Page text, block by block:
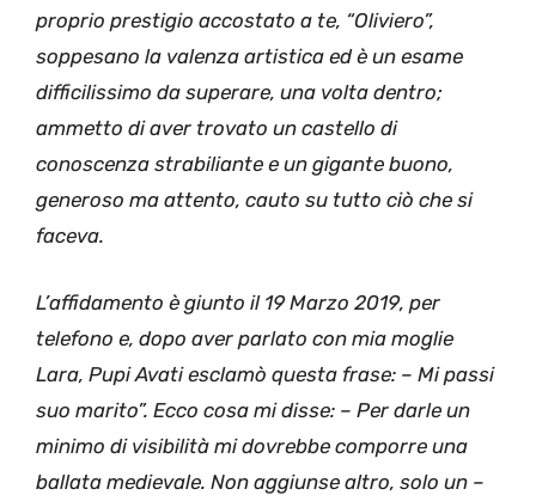
proprio prestigio accostato a te, “Oliviero”,
soppesano la valenza artistica ed è un esame
difficilissimo da superare, una volta dentro;
ammetto di aver trovato un castello di
conoscenza strabiliante e un gigante buono,
generoso ma attento, cauto su tutto ciò che si
faceva.
L’affidamento è giunto il 19 Marzo 2019, per
telefono e, dopo aver parlato con mia moglie
Lara, Pupi Avati esclamò questa frase: – Mi passi
suo marito”. Ecco cosa mi disse: – Per darle un
minimo di visibilità mi dovrebbe comporre una
ballata medievale. Non aggiunse altro, solo un –